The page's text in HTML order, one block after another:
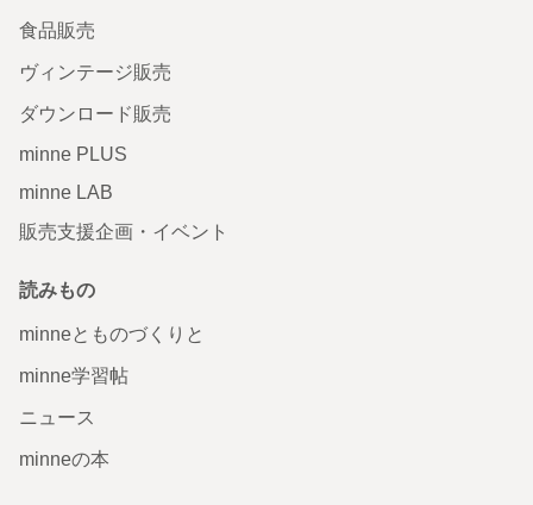
食品販売
ヴィンテージ販売
ダウンロード販売
minne PLUS
minne LAB
販売支援企画・イベント
読みもの
minneとものづくりと
minne学習帖
ニュース
minneの本